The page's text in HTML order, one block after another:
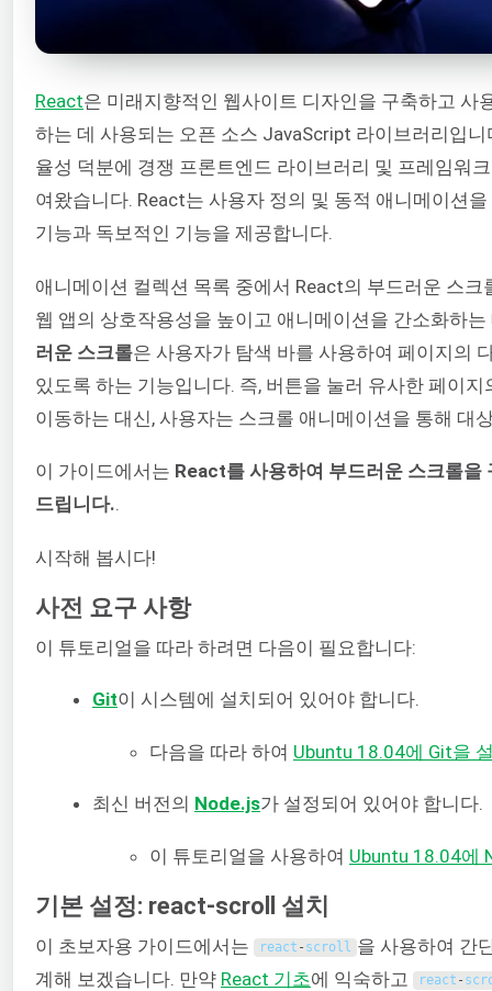
React은 미래지향적인 웹사이트 디자인을 구축하고 사
하는 데 사용되는 오픈 소스 JavaScript 라이브러리입니
율성 덕분에 경쟁 프론트엔드 라이브러리 및 프레임워
여왔습니다. React는 사용자 정의 및 동적 애니메이션
기능과 독보적인 기능을 제공합니다.
애니메이션 컬렉션 목록 중에서 React의 부드러운 스
웹 앱의 상호작용성을 높이고 애니메이션을 간소화하
러운 스크롤은 사용자가 탐색 바를 사용하여 페이지의
있도록 하는 기능입니다. 즉, 버튼을 눌러 유사한 페이
이동하는 대신, 사용자는 스크롤 애니메이션을 통해 대
이 가이드에서는 React를 사용하여 부드러운 스크롤을
드립니다..
시작해 봅시다!
사전 요구 사항
이 튜토리얼을 따라 하려면 다음이 필요합니다:
Git이 시스템에 설치되어 있어야 합니다.
다음을 따라 하여 Ubuntu 18.04에 Git을
최신 버전의 Node.js가 설정되어 있어야 합니다.
이 튜토리얼을 사용하여 Ubuntu 18.04에
기본 설정: react-scroll 설치
이 초보자용 가이드에서는 react - scroll 을 사용하여 간
계해 보겠습니다. 만약 React 기초에 익숙하고 react -